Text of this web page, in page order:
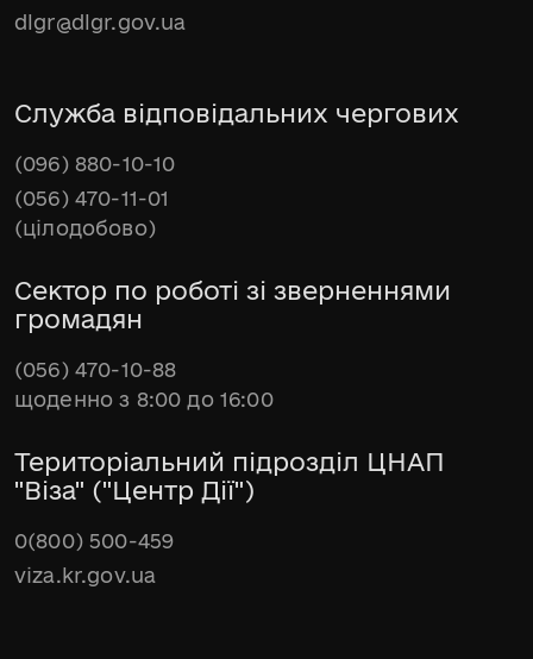
dlgr@dlgr.gov.ua
Служба відповідальних чергових
(096) 880-10-10
(056) 470-11-01
(цілодобово)
Сектор по роботі зі зверненнями
громадян
(056) 470-10-88
щоденно з 8:00 до 16:00
Територіальний підрозділ ЦНАП
"Віза" ("Центр Дії")
0(800) 500-459
viza.kr.gov.ua